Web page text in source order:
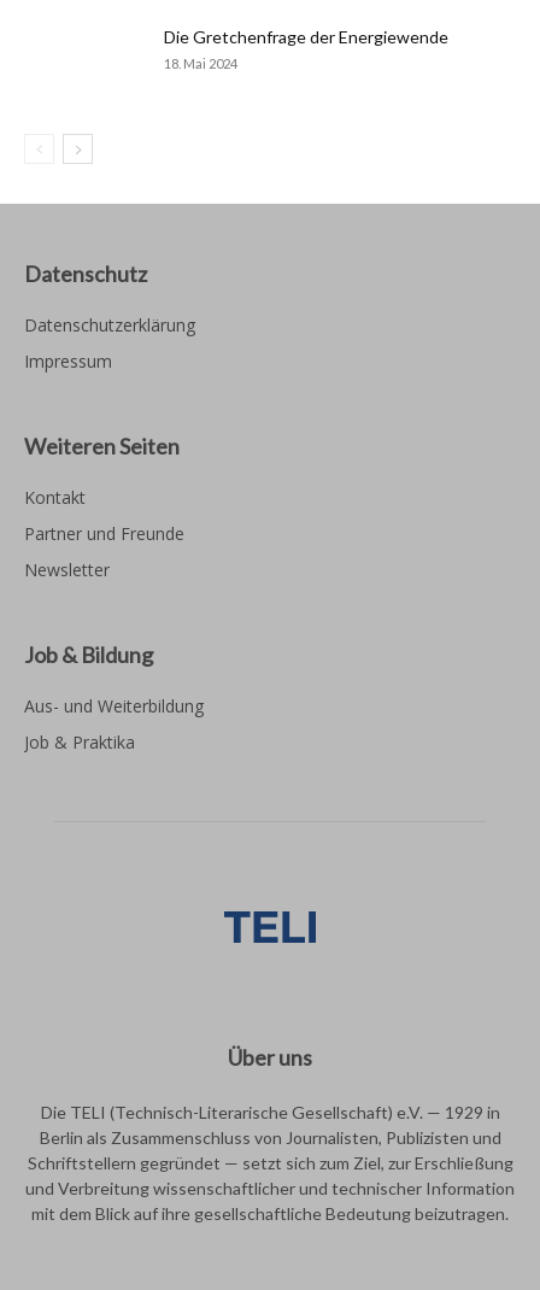
Die Gretchenfrage der Energiewende
18. Mai 2024
Datenschutz
Datenschutzerklärung
Impressum
Weiteren Seiten
Kontakt
Partner und Freunde
Newsletter
Job & Bildung
Aus- und Weiterbildung
Job & Praktika
Über uns
Die TELI (Technisch-Literarische Gesellschaft) e.V. — 1929 in
Berlin als Zusammenschluss von Journalisten, Publizisten und
Schriftstellern gegründet — setzt sich zum Ziel, zur Erschließung
und Verbreitung wissenschaftlicher und technischer Information
mit dem Blick auf ihre gesellschaftliche Bedeutung beizutragen.